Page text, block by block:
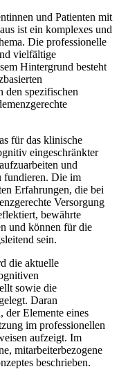
und Patien­ten mit
ist ein komplexes und
Die professionelle
vielfältige
Hintergrund besteht
den spezifischen
für das klinische
eingeschränkter
und
fundieren. Die im
Erfahrungen, die bei
Versorgung
bewährte
und können für die
sein.
die aktuelle
sowie die
Daran
der Elemente eines
im professionellen
aufzeigt. Im
mitarbeiterbezogene
beschrieben.